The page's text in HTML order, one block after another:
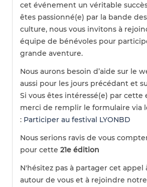
cet événement un véritable
êtes passionné(e) par la bande
culture, nous vous invitons à
équipe de bénévoles pour
grande aventure.
Nous aurons besoin d’aide sur le
aussi pour les jours précédant et
Si vous êtes intéressé(e) par cette
merci de remplir le formulaire via
: Participer au festival LYONBD
Nous serions ravis de vous
pour cette 21e édition
N'hésitez pas à partager cet appel
autour de vous et à rejoindre